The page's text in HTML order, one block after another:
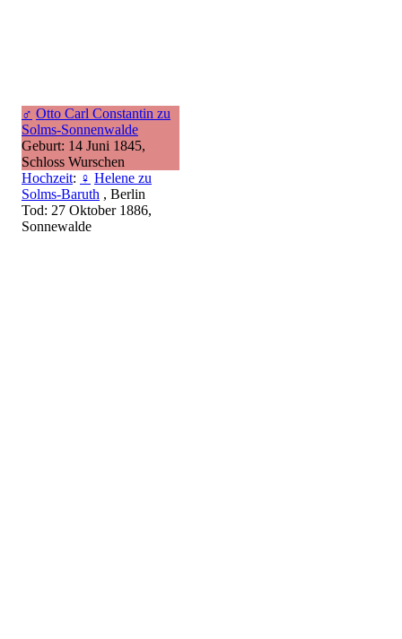
♂ Otto Carl Constantin zu
Solms-Sonnenwalde
Geburt: 14 Juni 1845,
Schloss Wurschen
Hochzeit: ♀ Helene zu
Solms-Baruth , Berlin
Tod: 27 Oktober 1886,
Sonnewalde